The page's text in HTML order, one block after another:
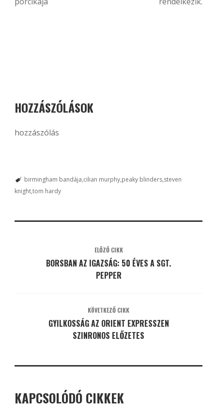
HOZZÁSZÓLÁSOK
hozzászólás
birmingham bandája cilian murphy peaky blinders steven
knighttom hardy
ELŐZŐ CIKK
BORSBAN AZ IGAZSÁG: 50 ÉVES A SGT.
PEPPER
KÖVETKEZŐ CIKK
GYILKOSSÁG AZ ORIENT EXPRESSZEN
SZINRONOS ELŐZETES
KAPCSOLÓDÓ CIKKEK